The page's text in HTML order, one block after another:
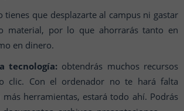
tienes que desplazarte al campus ni gastar
material, por lo que ahorrarás tanto en
en dinero.
tecnología: obtendrás muchos recursos
clic. Con el ordenador no te hará falta
más herramientas, estará todo ahí. Podrás